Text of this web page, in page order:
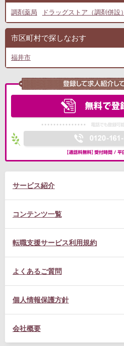
調剤薬局 ドラッグストア（調剤併設）
市区町村で探しなおす
福井市
サービス紹介
コンテンツ一覧
転職支援サービス利用規約
よくあるご質問
個人情報保護方針
会社概要